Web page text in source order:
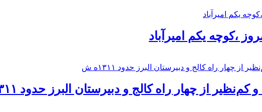
،کوچه یکم امیرآباد
از چهار راه كالج و دبيرستان البرز حدود ۱۳۱۱ه ش